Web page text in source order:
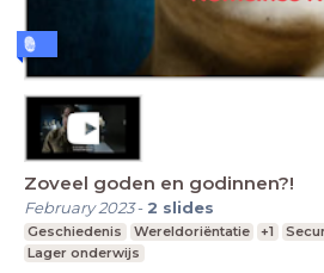
Zoveel goden en godinnen?!
February 2023- 2 slides
Geschiedenis Wereldoriëntatie +1
Lager onderwijs